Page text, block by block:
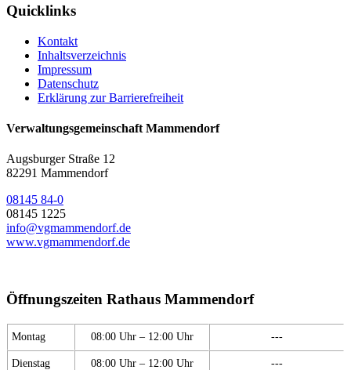
Quicklinks
Kontakt
Inhaltsverzeichnis
Impressum
Datenschutz
Erklärung zur Barrierefreiheit
Verwaltungsgemeinschaft Mammendorf
Augsburger Straße 12
82291 Mammendorf
08145 84-0
08145 1225
info@vgmammendorf.de
www.vgmammendorf.de
Öffnungszeiten Rathaus Mammendorf
Montag 08:00 Uhr – 12:00 Uhr ---
Dienstag 08:00 Uhr – 12:00 Uhr ---